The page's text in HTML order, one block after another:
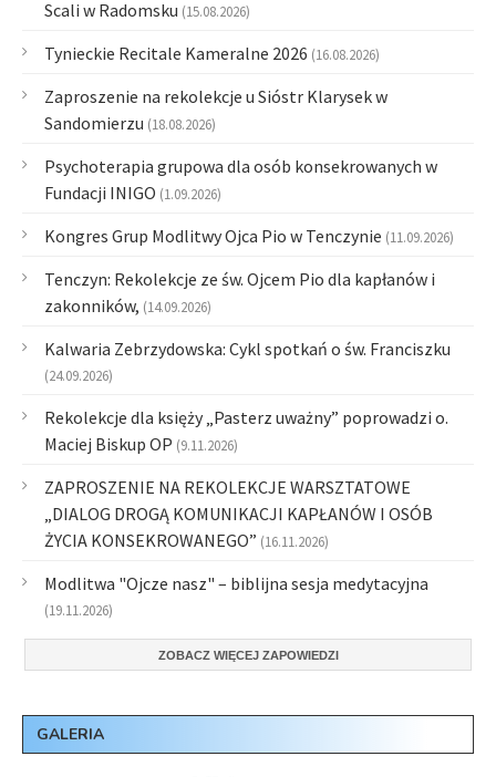
Scali w Radomsku (15.08.2026)
Tynieckie Recitale Kameralne 2026 (16.08.2026)
Zaproszenie na rekolekcje u Sióstr Klarysek w
Sandomierzu (18.08.2026)
Psychoterapia grupowa dla osób konsekrowanych w
Fundacji INIGO (1.09.2026)
Kongres Grup Modlitwy Ojca Pio w Tenczynie (11.09.2026)
Tenczyn: Rekolekcje ze św. Ojcem Pio dla kapłanów i
zakonników, (14.09.2026)
Kalwaria Zebrzydowska: Cykl spotkań o św. Franciszku
(24.09.2026)
Rekolekcje dla księży „Pasterz uważny” poprowadzi o.
Maciej Biskup OP (9.11.2026)
ZAPROSZENIE NA REKOLEKCJE WARSZTATOWE
„DIALOG DROGĄ KOMUNIKACJI KAPŁANÓW I OSÓB
ŻYCIA KONSEKROWANEGO” (16.11.2026)
Modlitwa "Ojcze nasz" – biblijna sesja medytacyjna
(19.11.2026)
ZOBACZ WIĘCEJ ZAPOWIEDZI
GALERIA